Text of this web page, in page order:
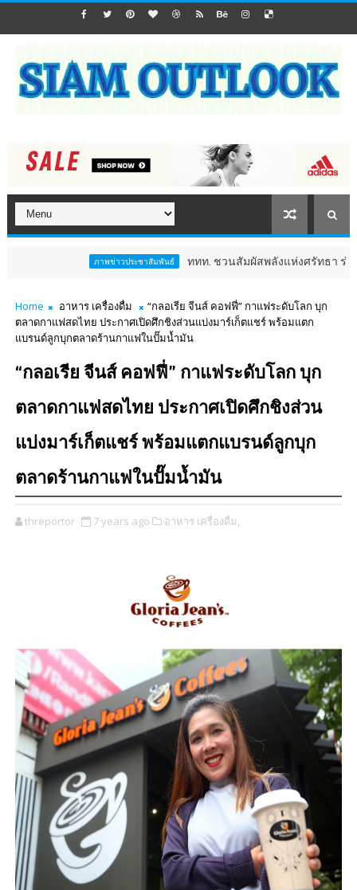
ททท. ชวนสัมผัสพลังแห่งศรัทธา ร่วมงาน "ห่มผ้าหลว
Home อาหาร เครื่องดื่ม
“กลอเรีย จีนส์ คอฟฟี่” กาแฟระดับโลก บุก
ตลาดกาแฟสดไทย ประกาศเปิดศึกชิงส่วนแบ่งมาร์เก็ตแชร์ พร้อมแตก
แบรนด์ลูกบุกตลาดร้านกาแฟในปั๊มน้ำมัน
“กลอเรีย จีนส์ คอฟฟี่” กาแฟระดับโลก บุก
ตลาดกาแฟสดไทย ประกาศเปิดศึกชิงส่วน
แบ่งมาร์เก็ตแชร์ พร้อมแตกแบรนด์ลูกบุก
ตลาดร้านกาแฟในปั๊มน้ำมัน
threportor 7 years ago อาหาร เครื่องดื่ม,